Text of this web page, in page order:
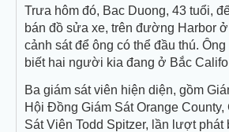
Trưa hôm đó, Bac Duong, 43 tuổi,
bán đồ sửa xe, trên đường Harbor
cảnh sát để ông có thể đầu thú.
biết hai người kia đang ở Bắc
Ba giám sát viên hiện diện, gồm
Hội Đồng Giám Sát Orange
Sát Viên Todd Spitzer, lần lượt